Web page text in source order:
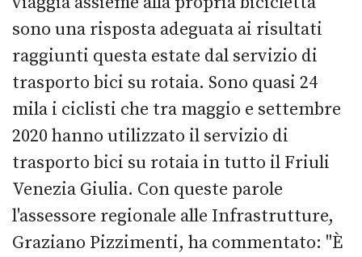
sono una risposta adeguata ai risultati
raggiunti questa estate dal servizio di
trasporto bici su rotaia. Sono quasi 24
mila i ciclisti che tra maggio e settembre
2020 hanno utilizzato il servizio di
trasporto bici su rotaia in tutto il Friuli
Venezia Giulia. Con queste parole
l'assessore regionale alle Infrastrutture,
Graziano Pizzimenti, ha commentato: "È